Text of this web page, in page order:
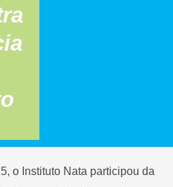
o Instituto Nata participou da